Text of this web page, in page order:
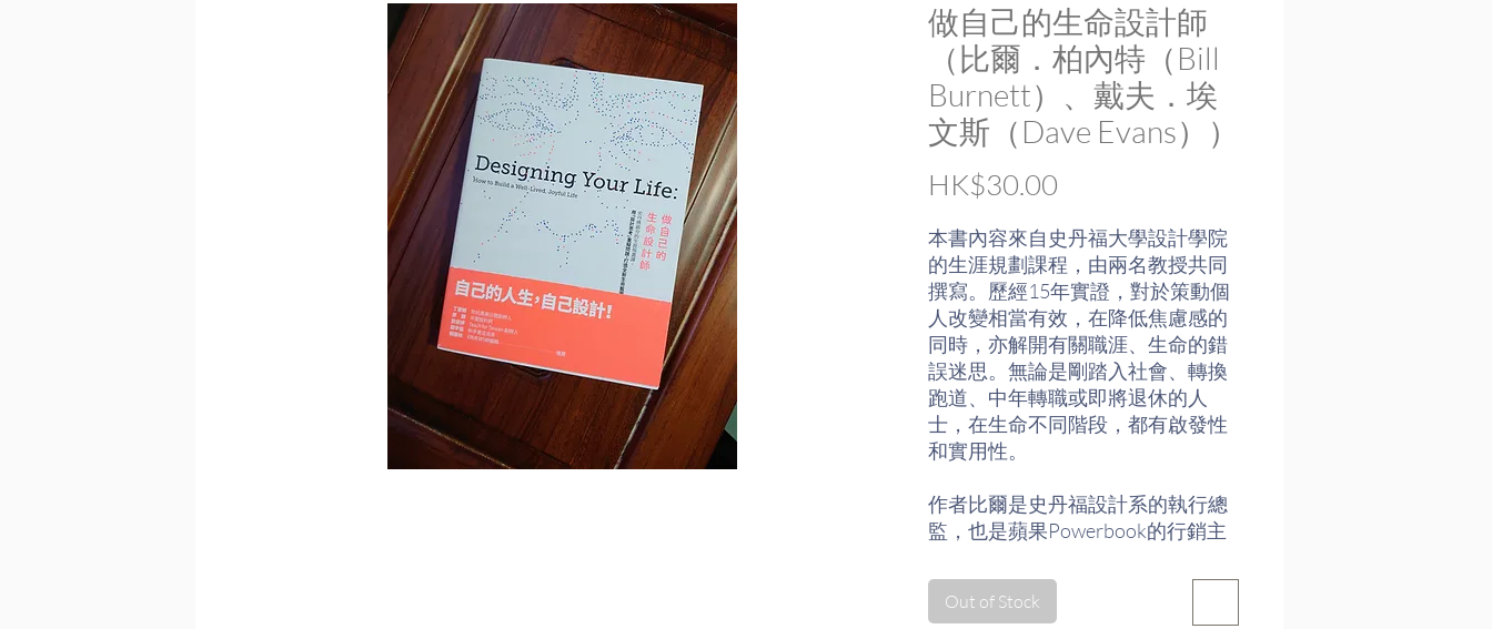
做自己的生命設計師
（比爾．柏內特（Bill
Burnett）、戴夫．埃
文斯（Dave Evans））
HK$30.00
本書內容來自史丹福大學設計學院
的生涯規劃課程，由兩名教授共同
撰寫。歷經15年實證，對於策動個
人改變相當有效，在降低焦慮感的
同時，亦解開有關職涯、生命的錯
誤迷思。無論是剛踏入社會、轉換
跑道、中年轉職或即將退休的人
士，在生命不同階段，都有啟發性
和實用性。
作者比爾是史丹福設計系的執行總
監，也是蘋果Powerbook的行銷主
第一台消費性筆電、雷射印表機、
星際大戰動作人物等。戴夫則是史
Out of Stock